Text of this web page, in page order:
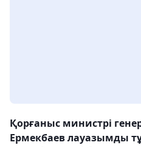
Қорғаныс министрі
Ермекбаев лауазымды